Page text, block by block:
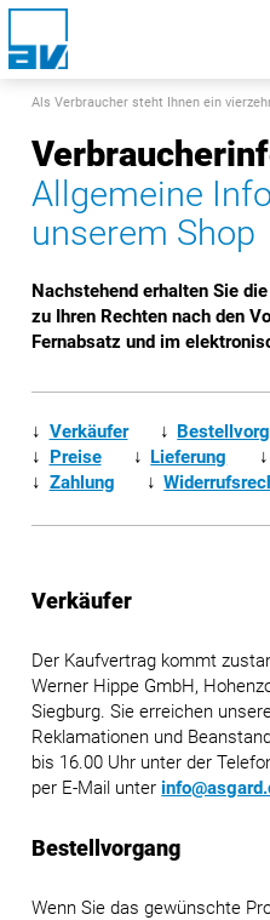
Als Verbraucher steht Ihnen ein
Allgemeine
unserem Shop
Nachstehend erhalten Sie
zu Ihren Rechten nach den
Fernabsatz und im
↓ Verkäufer ↓
↓
Preise ↓ Lieferung ↓
↓ Zahlung ↓
Verkäufer
Der Kaufvertrag kommt
Werner Hippe GmbH,
Siegburg. Sie erreichen
Reklamationen und
bis 16.00 Uhr unter der
per E-Mail unter
Bestellvorgang
Wenn Sie das gewünschte